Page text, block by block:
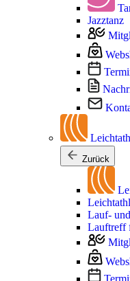
Jazztanz
Zurück
Lauf-
Lauftreff